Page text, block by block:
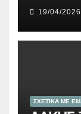
19/04/2026
ΣΧΕΤΙΚΑ ΜΕ